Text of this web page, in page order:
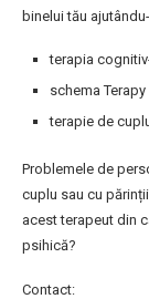
binelui tău
terapia
schema Terapy
terapie de
Problemele de
cuplu sau cu
acest terapeut din
psihică?
Contact: